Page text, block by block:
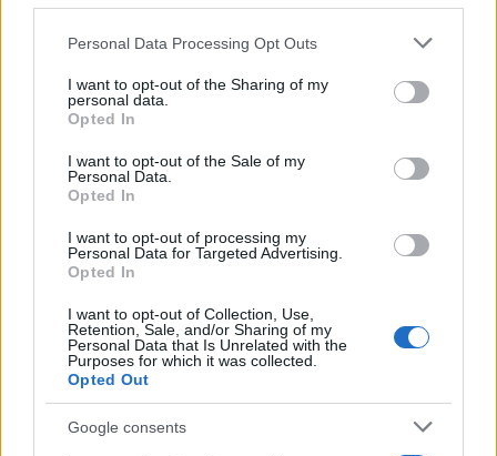
Please note that this website/app uses one or more Google
not limited to your visit or usage behaviour. You may click to
grant or deny consent to Google and its third-party tags to
use your data for below specified purposes in below Google
consent section.
Personal Data Processing Opt Outs
I want to opt-out of the Sharing of my
personal data.
Opted In
I want to opt-out of the Sale of my
Personal Data.
Opted In
I want to opt-out of processing my
Personal Data for Targeted Advertising.
Opted In
I want to opt-out of Collection, Use,
Retention, Sale, and/or Sharing of my
Personal Data that Is Unrelated with the
Purposes for which it was collected.
Opted Out
Google consents
CryptoZoon e no progresso que a equipe está fazendo em
relação aos objetivos e marcos do roteiro.
será o preço da ZOON no curto prazo e calcular o tamanho
do nosso investimento em conformidade. Usando níveis
horizontais de resistência e suporte, médias móveis, vários
indicadores e outras técnicas, você pode fazer uma
descer nos próximos dias, semanas e meses.
O mercado de criptomoedas é extremamente volátil e
difícil de prever a longo prazo, portanto, pesquisar os
fundamentos e o progresso do CryptoZoon é uma tarefa